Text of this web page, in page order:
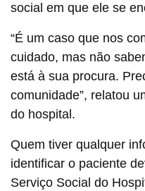
social em que ele se
“É um caso que nos
cuidado, mas não
está à sua procura.
comunidade”, relatou
do hospital.
Quem tiver qualquer
identificar o paciente
Serviço Social do